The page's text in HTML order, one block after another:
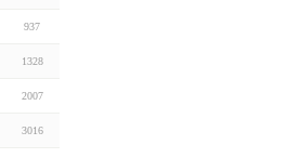
937
1328
2007
3016